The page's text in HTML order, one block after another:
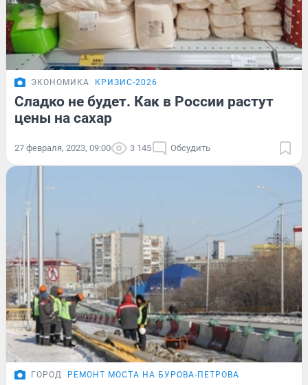
ЭКОНОМИКА КРИЗИС-2026
Сладко не будет. Как в России растут
цены на сахар
27 февраля, 2023, 09:00 3 145 Обсудить
ГОРОД РЕМОНТ МОСТА НА БУРОВА-ПЕТРОВА